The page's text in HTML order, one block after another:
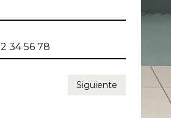
Siguiente